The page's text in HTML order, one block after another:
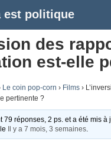
est politique
des
est-elle
Le coin pop-corn › Films ›
pertinente ?
79 réponses, 2 ps. et a été mis
, le Il y a 7 mois, 3 semaines